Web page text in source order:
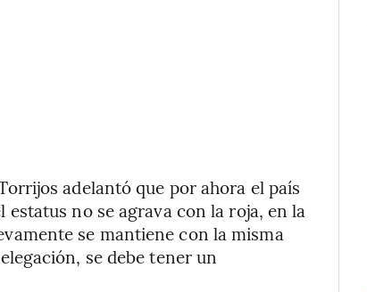
adelantó que por ahora el país
no se agrava con la roja, en la
se mantiene con la misma
se debe tener un